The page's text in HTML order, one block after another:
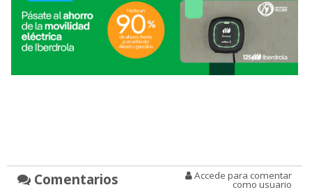
Comentarios Accede para comentar
como usuario